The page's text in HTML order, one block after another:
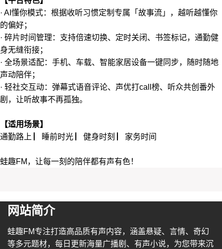
· AI懂你模式‌：根据收听习惯定制专属「故事流」，越听越懂你
的偏好；
· ‌碎片时间管理‌：支持倍速切换、定时关闭、书签标记，通勤健
身无缝衔接；
· ‌全场景适配‌：手机、车载、智能家居设备一键同步，随时随地
声动陪伴；
· 轻社交互动‌：弹幕式语音评论、声优打call榜、听众共创番外
剧，让听故事不再孤独。
【适用场景】
通勤路上 ▏睡前时光 ▏健身时刻 ▏家务时间
蛙趣FM，让每一刻的陪伴都有声有色！
网站简介
蛙趣FM专注打造高品质有声内容，涵盖悬疑、言情、奇幻
等多元题材，每日更新海量广播剧、有声小说，为您带来沉